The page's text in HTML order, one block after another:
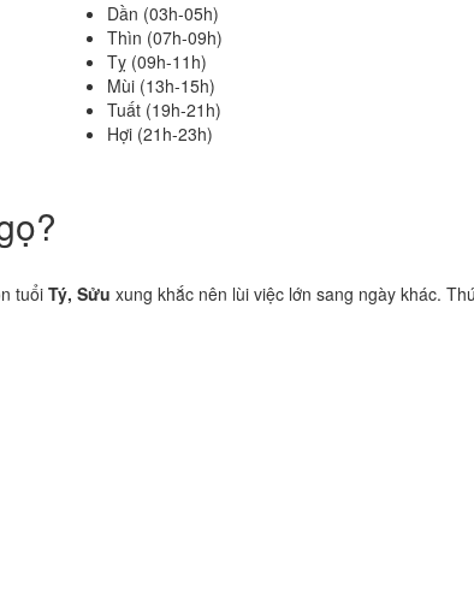
Dần (03h-05h)
Thìn (07h-09h)
Tỵ (09h-11h)
Mùi (13h-15h)
Tuất (19h-21h)
Hợi (21h-23h)
tuổi Tý, Sửu xung khắc nên lùi việc lớn sang ngày khác.